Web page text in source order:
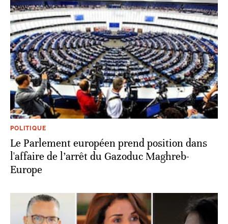
POLITIQUE
Le Parlement européen prend position dans
l'affaire de l’arrêt du Gazoduc Maghreb-
Europe